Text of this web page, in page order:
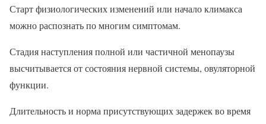
Старт физиологических изменений или начало климакса
можно распознать по многим симптомам.
Стадия наступления полной или частичной менопаузы
высчитывается от состояния нервной системы, овуляторной
функции.
Длительность и норма присутствующих задержек во время